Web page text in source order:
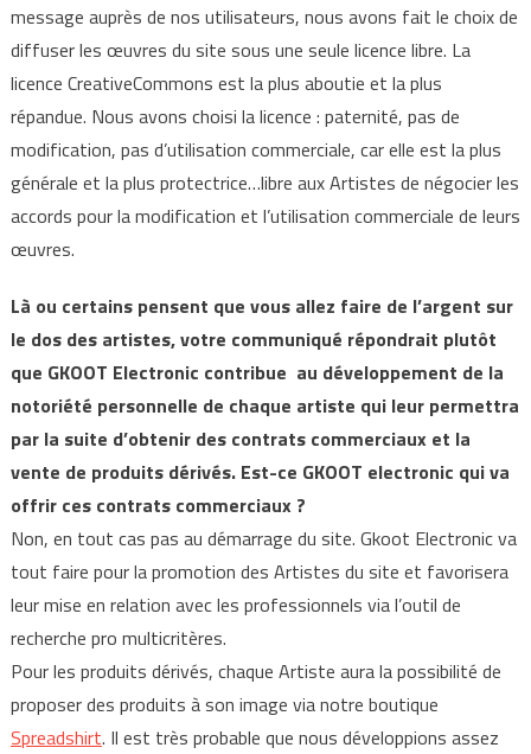
message auprès de nos utilisateurs, nous avons fait le choix de
diffuser les œuvres du site sous une seule licence libre. La
licence CreativeCommons est la plus aboutie et la plus
répandue. Nous avons choisi la licence : paternité, pas de
modification, pas d’utilisation commerciale, car elle est la plus
générale et la plus protectrice…libre aux Artistes de négocier les
accords pour la modification et l’utilisation commerciale de leurs
œuvres.
Là ou certains pensent que vous allez faire de l’argent sur
le dos des artistes, votre communiqué répondrait plutôt
que GKOOT Electronic contribue au développement de la
notoriété personnelle de chaque artiste qui leur permettra
par la suite d’obtenir des contrats commerciaux et la
vente de produits dérivés. Est-ce GKOOT electronic qui va
offrir ces contrats commerciaux ?
Non, en tout cas pas au démarrage du site. Gkoot Electronic va
tout faire pour la promotion des Artistes du site et favorisera
leur mise en relation avec les professionnels via l’outil de
recherche pro multicritères.
Pour les produits dérivés, chaque Artiste aura la possibilité de
proposer des produits à son image via notre boutique
Spreadshirt. Il est très probable que nous développions assez